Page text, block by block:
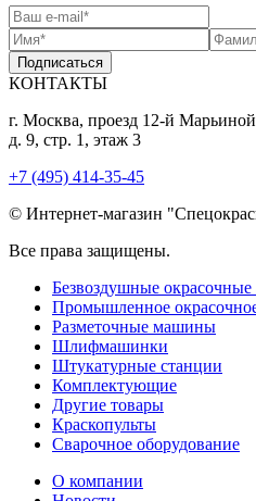
Подписаться
КОНТАКТЫ
г. Москва, проезд 12-й
д. 9, стр. 1, этаж 3
+7 (495) 414-35-45
© Интернет-магазин
Все права защищены.
Безвоздушные окрасочные
Промышленное
Разметочные машины
Шлифмашинки
Штукатурные станции
Комплектующие
Другие товары
Краскопульты
Сварочное оборудование
О компании